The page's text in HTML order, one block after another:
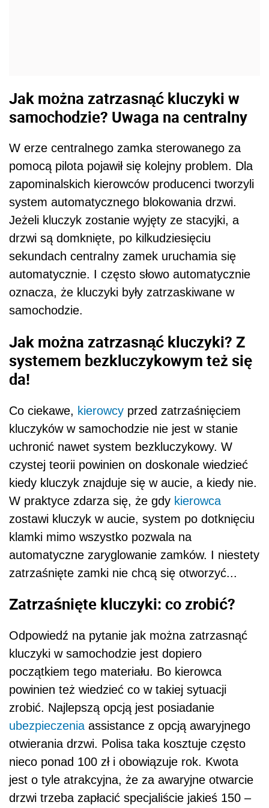
Jak można zatrzasnąć kluczyki w
samochodzie? Uwaga na centralny
W erze centralnego zamka sterowanego za
pomocą pilota pojawił się kolejny problem. Dla
zapominalskich kierowców producenci tworzyli
system automatycznego blokowania drzwi.
Jeżeli kluczyk zostanie wyjęty ze stacyjki, a
drzwi są domknięte, po kilkudziesięciu
sekundach centralny zamek uruchamia się
automatycznie. I często słowo automatycznie
oznacza, że kluczyki były zatrzaskiwane w
samochodzie.
Jak można zatrzasnąć kluczyki? Z
systemem bezkluczykowym też się
da!
Co ciekawe, kierowcy przed zatrzaśnięciem
kluczyków w samochodzie nie jest w stanie
uchronić nawet system bezkluczykowy. W
czystej teorii powinien on doskonale wiedzieć
kiedy kluczyk znajduje się w aucie, a kiedy nie.
W praktyce zdarza się, że gdy kierowca
zostawi kluczyk w aucie, system po dotknięciu
klamki mimo wszystko pozwala na
automatyczne zaryglowanie zamków. I niestety
zatrzaśnięte zamki nie chcą się otworzyć...
Zatrzaśnięte kluczyki: co zrobić?
Odpowiedź na pytanie jak można zatrzasnąć
kluczyki w samochodzie jest dopiero
początkiem tego materiału. Bo kierowca
powinien też wiedzieć co w takiej sytuacji
zrobić. Najlepszą opcją jest posiadanie
ubezpieczenia assistance z opcją awaryjnego
otwierania drzwi. Polisa taka kosztuje często
nieco ponad 100 zł i obowiązuje rok. Kwota
jest o tyle atrakcyjna, że za awaryjne otwarcie
drzwi trzeba zapłacić specjaliście jakieś 150 –